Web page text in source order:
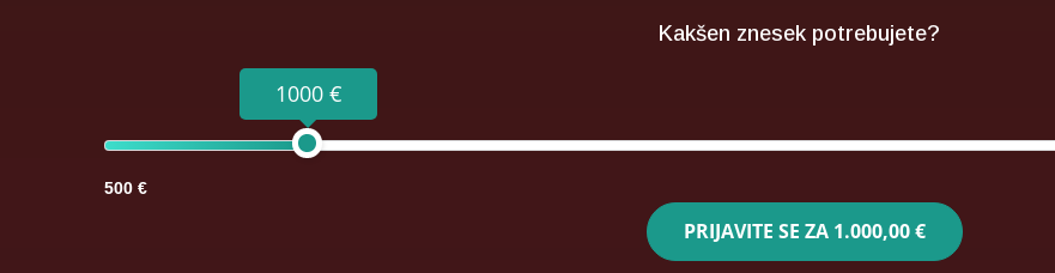
Kakšen znesek potrebujete?
1000 €
500 €
PRIJAVITE SE ZA 1.000,00 €